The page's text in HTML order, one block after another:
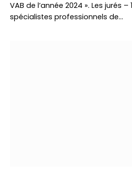
VAB de l’année 2024 ». Les jurés
spécialistes professionnels de…